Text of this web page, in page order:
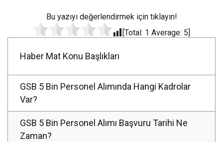
Bu yazıyı değerlendirmek için tıklayın!
[Total: 1 Average: 5
Haber Mat Konu Başlıkları
GSB 5 Bin Personel Alımında Hangi Kadrolar
Var?
GSB 5 Bin Personel Alımı Başvuru Tarihi Ne
Zaman?